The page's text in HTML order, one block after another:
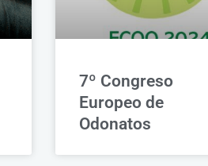
7º Congreso
Europeo de
Odonatos